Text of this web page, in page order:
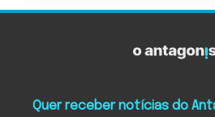
Quer receber notícias do